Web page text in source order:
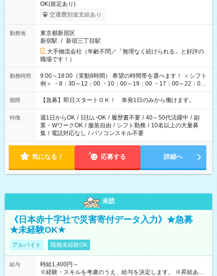
OK(規定あり)
交通費別途支給あり
勤務地
東京都新宿区
新宿駅 / 新宿三丁目駅
大手物流会社（年齢不問／「無理なく続けられる」と好評の
職場です！）
勤務時間
9:00～18:00（実動8時間） 希望の時間帯を選べます！ ＜シフト
例＞ ・8：30～12：00 ・10：00～19：00 ・17：00～22：00
・13：00～22：00 ・22：00～翌6：00 など
期間 【急募】即日スタートＯＫ！ 単発1日のみから働けます。
特徴 週1日からOK / 日払いOK / 履歴書不要 / 40～50代活躍中 / 副
業・WワークOK / 服装自由 / シフト勤務 / 10名以上の大量募
集 / 電話対応なし / パソコンスキル不要
気になる！ 応募する 詳細へ
未読
《日本赤十字社で災害寄付データ入力》★急募
★未経験OK★
アルバイト 職種未経験OK
給与
時給1,400円～
※経験・スキルを考慮のうえ、給与を決定します。 ※昇給あり